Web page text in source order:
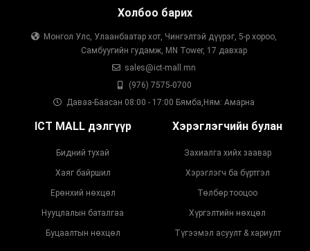
Холбоо барих
Монгол Улс, Улаанбаатар хот, Чингэлтэй дүүрэг, 5-р хороо,
Самбуугийн гудамж, MN Tower, 17 давхар
sales@ict-mall.mn
(976) 7575-0700
Даваа-Баасан 08:00 - 17:00 Бямба,Ням: Амарна
ICT MALL дэлгүүр
Бидний тухай
Хаяг байршил
Ерөнхий нөхцөл
Нууцлалын баталгаа
Буцаалтын нөхцөл
Хэрэглэгчийн булан
Захиалга хийх заавар
Хэрэглэгч ба бүртгэл
Төлбөр тооцоо
Хүргэлтийн нөхцөл
Түгээмэл асуулт & хариулт